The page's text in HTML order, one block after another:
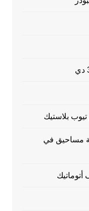
بلاستيك
مساحيق في
أتوماتيك